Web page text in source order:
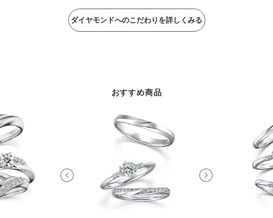
ダイヤモンドへのこだわりを詳しくみる
おすすめ商品